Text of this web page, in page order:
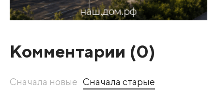
Комментарии (0)
Сначала новые Сначала старые